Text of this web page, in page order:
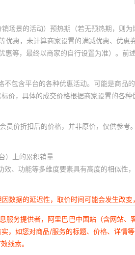
销场景的活动）预热期（若无预热期，
优惠，未计算商家设置的满减优惠、优
等，最终以商家的自行设置为准）。
包含平台的各种优惠活动。可能是商品
价，具体的成交价格根据商家设置的各
价折扣后的价格，并非原价，仅供参考。
）上的累积销量
、功能等多维度要素具有高度的相似性
数据的延迟性，取价时间可能会发生改
服务提供者，阿里巴巴中国站（含网站
，如您对商品/服务的标题、价格、详
线索。